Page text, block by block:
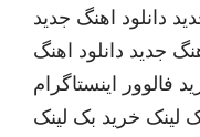
دانلود اهنگ جدید
جدید دانلود اهنگ
فالوور اینستاگرام
لینک خرید بک لینک